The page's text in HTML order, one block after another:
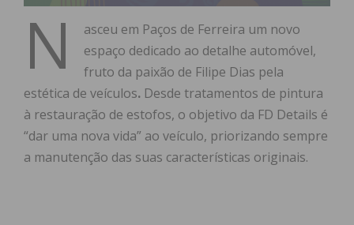
N
asceu em Paços de Ferreira um novo
espaço dedicado ao detalhe automóvel,
fruto da paixão de Filipe Dias pela
estética de veículos. Desde tratamentos de pintura
à restauração de estofos, o objetivo da FD Details é
“dar uma nova vida” ao veículo, priorizando sempre
a manutenção das suas características originais.